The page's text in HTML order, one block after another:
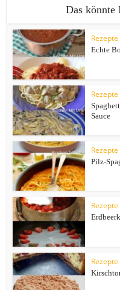
Das könnte
Echte
Sauce
Pilz-